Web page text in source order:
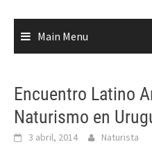
Main Menu
Encuentro Latino
Naturismo en
3 abril, 2014 Naturista